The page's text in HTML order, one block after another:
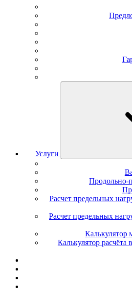
Услуги
Продольно-
Расчет предельных
Расчет предельных
Калькулятор
Калькулятор расчёта